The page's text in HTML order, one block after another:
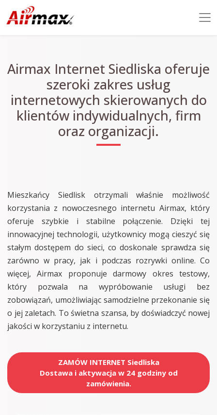
Airmax Internet Siedliska oferuje
szeroki zakres usług
internetowych skierowanych do
klientów indywidualnych, firm
oraz organizacji.
Mieszkańcy Siedlisk otrzymali właśnie możliwość
korzystania z nowoczesnego internetu Airmax, który
oferuje szybkie i stabilne połączenie. Dzięki tej
innowacyjnej technologii, użytkownicy mogą cieszyć się
stałym dostępem do sieci, co doskonale sprawdza się
zarówno w pracy, jak i podczas rozrywki online. Co
więcej, Airmax proponuje darmowy okres testowy,
który pozwala na wypróbowanie usługi bez
zobowiązań, umożliwiając samodzielne przekonanie się
o jej zaletach. To świetna szansa, by doświadczyć nowej
jakości w korzystaniu z internetu.
ZAMÓW INTERNET Siedliska
Dostawa i aktywacja w 24 godziny od
zamówienia.